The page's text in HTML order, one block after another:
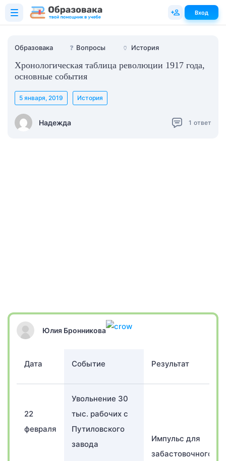
Образовака ❓ Вопросы 🏺 История
Хронологическая таблица революции 1917 года,
основные события
Надежда
5 января, 2019 История
1 ответ
Юлия Бронникова
Дата Событие Результат
22
февраля
Увольнение 30
тыс. рабочих с
Путиловского
завода
Импульс для
забастовочного
Вход